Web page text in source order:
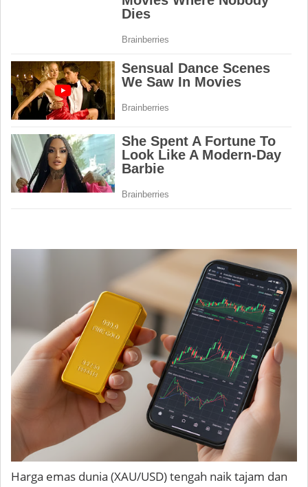
Harga emas dunia (XAU/USD) tengah naik tajam dan